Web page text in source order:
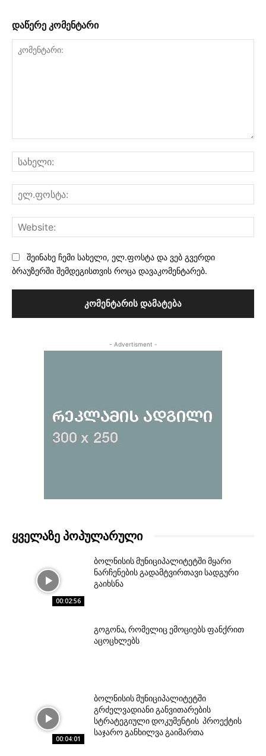
დაწერე კომენტარი
შეინახე ჩემი სახელი, ელ.ფოსტა და ვებ გვერდი
ბრაუზერში შემდეგისთვის როცა დავაკომენტარებ.
- Advertisment -
ᲧᲕᲔᲚᲐᲖᲔ ᲞᲝᲞᲣᲚᲐᲠᲣᲚᲘ
00:02:56
ბოლნისის მუნიციპალიტეტში მყარი
ნარჩენების გადამტვირთავი სადგური
გაიხსნა
გოგონა, რომელიც ემოციებს ფანქრით
აცოცხლებს
00:04:01
ბოლნისის მუნიციპალიტეტში
გრძელვადიანი განვითარების
სტრატეგიული დოკუმენტის პროექტის
საჯარო განხილვა გაიმართა